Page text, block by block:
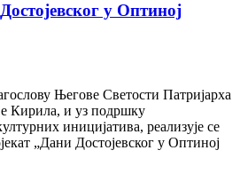
у Оптиној
Његове Светости Патријарха
Кирила, и уз подршку
иницијатива, реализује се
„Дани Достојевског у Оптиној